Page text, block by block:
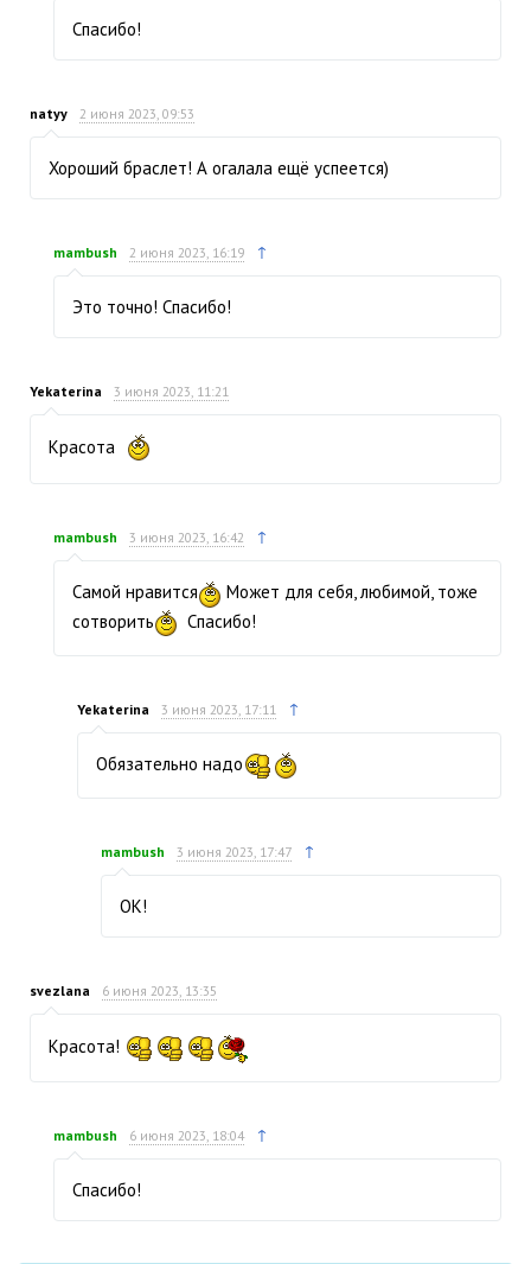
Спасибо!
natyy 2 июня 2023, 09:53
Хороший браслет! А огалала ещё успеется)
mambush 2 июня 2023, 16:19 ↑
Это точно! Спасибо!
Yekaterina 3 июня 2023, 11:21
Красота
mambush 3 июня 2023, 16:42 ↑
Самой нравится
Может для себя, любимой, тоже
сотворить
Спасибо!
Yekaterina 3 июня 2023, 17:11 ↑
Обязательно надо
mambush 3 июня 2023, 17:47 ↑
ОК!
svezlana 6 июня 2023, 13:35
Красота!
mambush 6 июня 2023, 18:04 ↑
Спасибо!